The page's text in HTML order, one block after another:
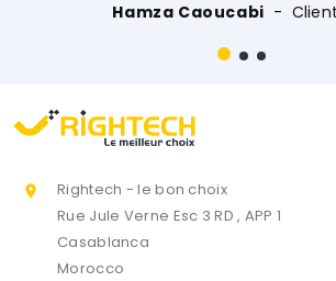
Hamza Caoucabi Client Web

Rightech - le bon choix
Rue Jule Verne Esc 3 RD , APP 1
Casablanca
Morocco